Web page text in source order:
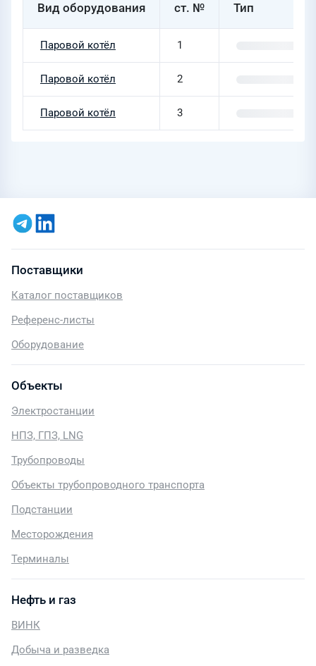
Вид оборудования ст. № Тип
Паровой котёл 1
Паровой котёл 2
Паровой котёл 3
Поставщики
Каталог поставщиков
Референс-листы
Оборудование
Объекты
Электростанции
НПЗ, ГПЗ, LNG
Трубопроводы
Объекты трубопроводного транспорта
Подстанции
Месторождения
Терминалы
Нефть и газ
ВИНК
Добыча и разведка